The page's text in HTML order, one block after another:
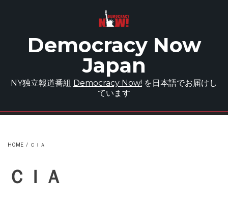
Democracy Now
Japan
NY独立報道番組 Democracy Now! を日本語でお届けし
ています
HOME / ＣＩＡ
ＣＩＡ